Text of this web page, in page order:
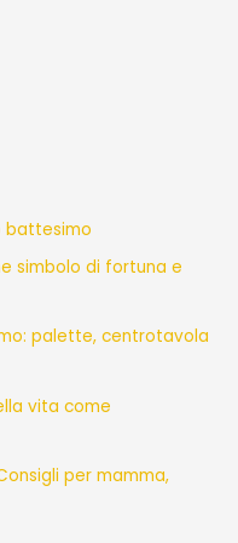
battesimo
simbolo di fortuna e
palette, centrotavola
vita come
per mamma,